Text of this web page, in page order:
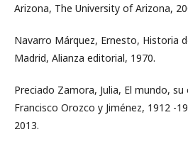
Arizona, The University of Arizona,
Navarro Márquez, Ernesto, Historia
Madrid, Alianza editorial, 1970.
Preciado Zamora, Julia, El mundo,
Francisco Orozco y Jiménez, 1912 -
2013.